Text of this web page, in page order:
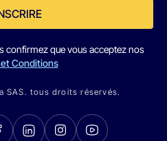
confirmez que vous acceptez nos
Conditions
SAS. tous droits réservés.